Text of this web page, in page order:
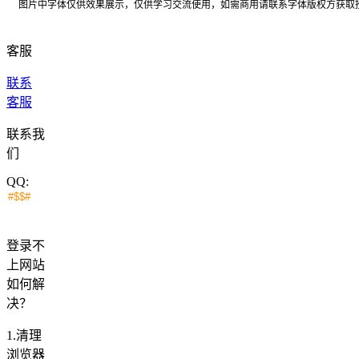
图片中字体仅供效果展示，仅供学习交流使用，如需商用请联系字体版权方获取
客服
联系
客服
联系我
们
QQ:
登录不
上网站
如何解
决？
1.清理
浏览器